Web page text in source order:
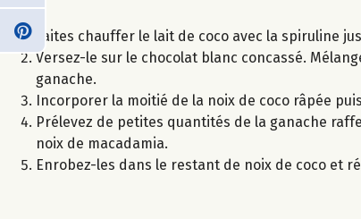
Faites chauffer le lait de coco avec la spiruline
Versez-le sur le chocolat blanc concassé.
ganache.
Incorporer la moitié de la noix de coco râpée
Prélevez de petites quantités de la ganache
noix de macadamia.
Enrobez-les dans le restant de noix de coco et